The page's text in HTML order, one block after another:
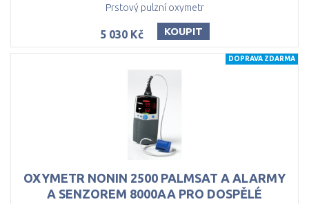
Prstový pulzní oxymetr
5 030 Kč KOUPIT
OXYMETR NONIN 2500 PALMSAT A ALARMY
A SENZOREM 8000AA PRO DOSPĚLÉ
DOPRAVA ZDARMA